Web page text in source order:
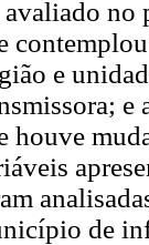
no
e
e
houve
de